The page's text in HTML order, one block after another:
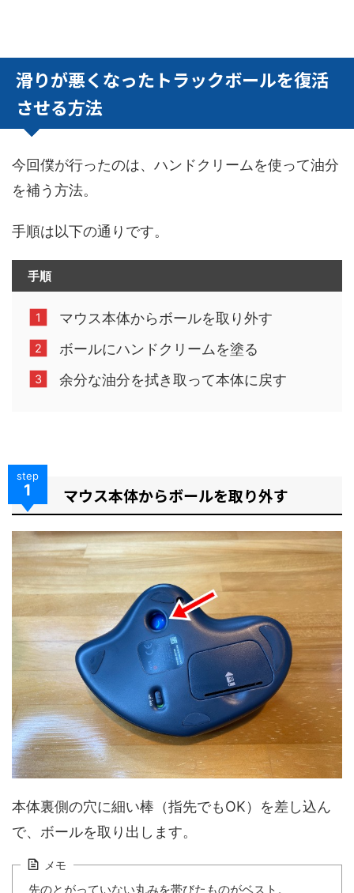
滑りが悪くなったトラックボールを復活
させる方法
今回僕が行ったのは、ハンドクリームを使って油分
を補う方法。
手順は以下の通りです。
手順
マウス本体からボールを取り外す
ボールにハンドクリームを塗る
余分な油分を拭き取って本体に戻す
step
1 マウス本体からボールを取り外す
本体裏側の穴に細い棒（指先でもOK）を差し込ん
で、ボールを取り出します。
メモ
先のとがっていない丸みを帯びたものがベスト。